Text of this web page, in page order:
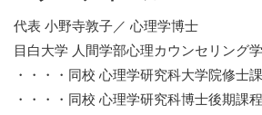
代表 小野寺敦子／ 心理学博士
目白大学 人間学部心理カウンセリング
・・・・同校 心理学研究科大学院修士
・・・・同校 心理学研究科博士後期課